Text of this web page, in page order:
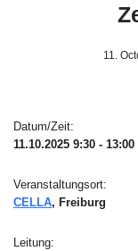
11.
Datum/Zeit:
11.10.2025 9:30 - 13:00
Veranstaltungsort:
CELLA, Freiburg
Leitung: